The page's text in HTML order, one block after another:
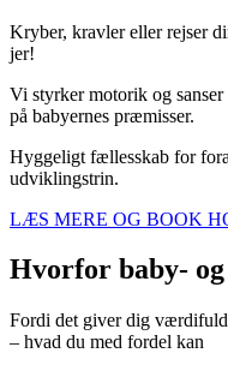
Kryber, kravler eller rejser
jer!
Vi styrker motorik og
på babyernes præmisser.
Hyggeligt fællesskab for
udviklingstrin.
LÆS MERE OG BOOK
Hvorfor baby-
Fordi det giver dig
– hvad du med fordel kan